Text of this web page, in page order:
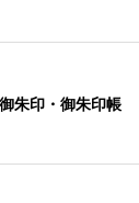
朱印・御朱印帳